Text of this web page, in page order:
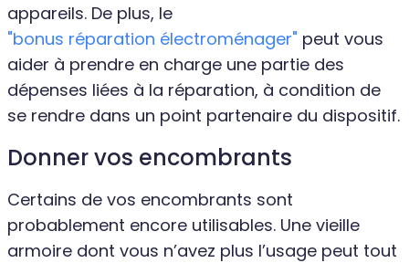
appareils. De plus, le
"bonus réparation électroménager" peut vous
aider à prendre en charge une partie des
dépenses liées à la réparation, à condition de
se rendre dans un point partenaire du dispositif.
Donner vos encombrants
Certains de vos encombrants sont
probablement encore utilisables. Une vieille
armoire dont vous n’avez plus l’usage peut tout